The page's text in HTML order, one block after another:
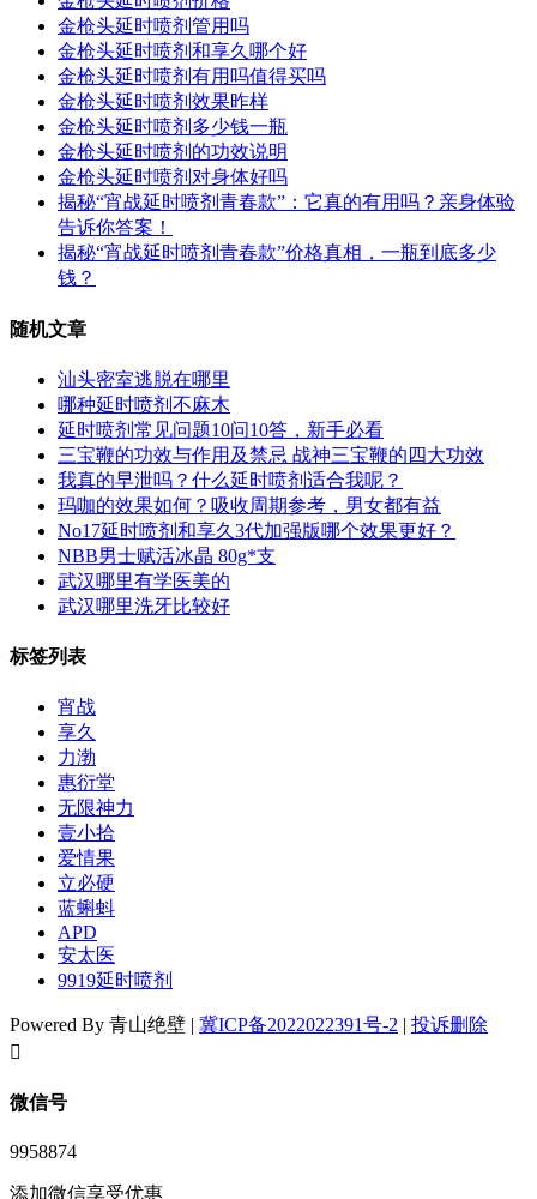
金枪头延时喷剂管用吗
金枪头延时喷剂和享久哪个好
金枪头延时喷剂有用吗值得买吗
金枪头延时喷剂效果昨样
金枪头延时喷剂多少钱一瓶
金枪头延时喷剂的功效说明
金枪头延时喷剂对身体好吗
揭秘“宵战延时喷剂青春款”：它真的有用吗？亲身体验
告诉你答案！
揭秘“宵战延时喷剂青春款”价格真相，一瓶到底多少
钱？
随机文章
汕头密室逃脱在哪里
哪种延时喷剂不麻木
延时喷剂常见问题10问10答，新手必看
三宝鞭的功效与作用及禁忌 战神三宝鞭的四大功效
我真的早泄吗？什么延时喷剂适合我呢？
玛咖的效果如何？吸收周期参考，男女都有益
No17延时喷剂和享久3代加强版哪个效果更好？
NBB男士赋活冰晶 80g*支
武汉哪里有学医美的
武汉哪里洗牙比较好
标签列表
宵战
享久
力渤
惠衍堂
无限神力
壹小拾
爱情果
立必硬
蓝蝌蚪
APD
安太医
9919延时喷剂
Powered By 青山绝壁 | 冀ICP备2022022391号-2 | 投诉删除
󦘖
微信号
9958874
添加微信享受优惠